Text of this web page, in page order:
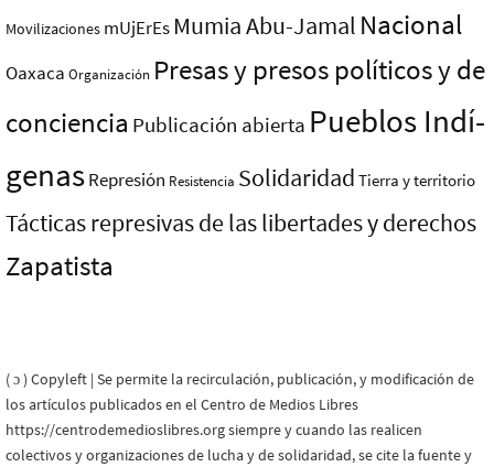
Movilizaciones mUjErEs Mumia Abu-Jamal Nacional
Oaxaca Organización Presas y presos polí­ticos y de
conciencia Publicación abierta Pueblos Indí­
genasRepresión Resistencia Solidaridad Tierra y territorio
Tácticas represivas de las libertades y derechos
Zapatista
( ɔ ) Copyleft | Se permite la recirculación, publicación, y modificación de
los artículos publicados en el Centro de Medios Libres
https://centrodemedioslibres.org siempre y cuando las realicen
colectivos y organizaciones de lucha y de solidaridad, se cite la fuente y